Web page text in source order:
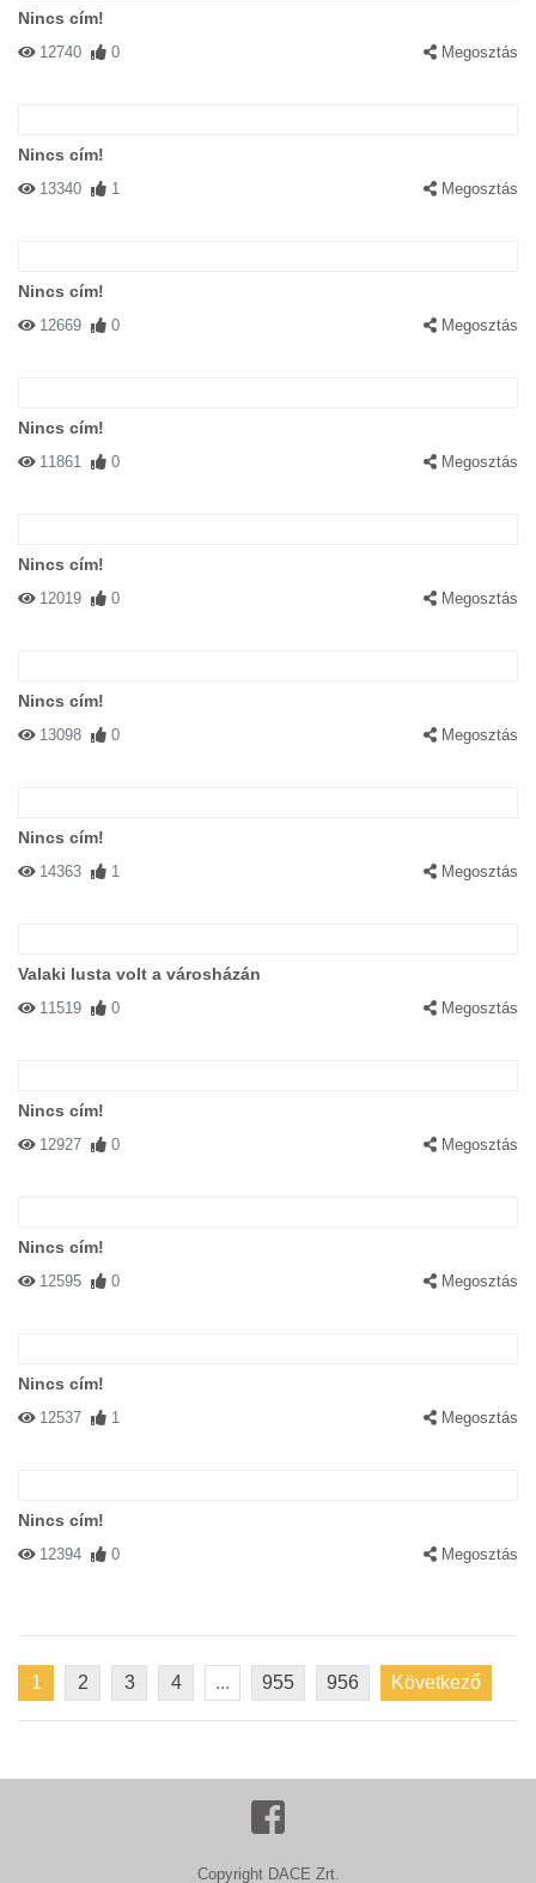
Nincs cím!
12740 0 Megosztás
Nincs cím!
13340 1 Megosztás
Nincs cím!
12669 0 Megosztás
Nincs cím!
11861 0 Megosztás
Nincs cím!
12019 0 Megosztás
Nincs cím!
13098 0 Megosztás
Nincs cím!
14363 1 Megosztás
Valaki lusta volt a városházán
11519 0 Megosztás
Nincs cím!
12927 0 Megosztás
Nincs cím!
12595 0 Megosztás
Nincs cím!
12537 1 Megosztás
Nincs cím!
12394 0 Megosztás
1 2 3 4 ... 955 956 Következő
Copyright DACE Zrt.